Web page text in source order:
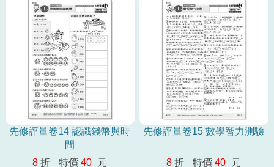
先修評量卷14 認識錢幣與時
間
8 折 特價 40 元
先修評量卷15 數學智力測驗
8 折 特價 40 元